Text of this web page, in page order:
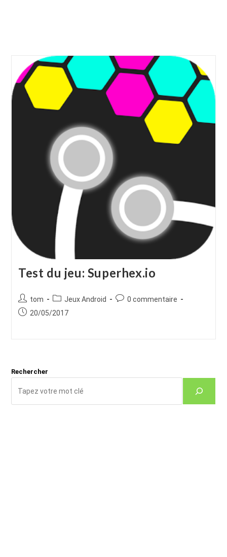
Test du jeu: Superhex.io
Auteur/autrice
de
tom
Post
category:
Jeux Android
Commentaires
0 commentaire
Publication
20/05/2017
Rechercher